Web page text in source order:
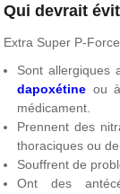
Qui devrait
Extra Super P-
Sont allergiques
dapoxétine ou
médicament.
Prennent des
thoraciques ou
Souffrent de
Ont des